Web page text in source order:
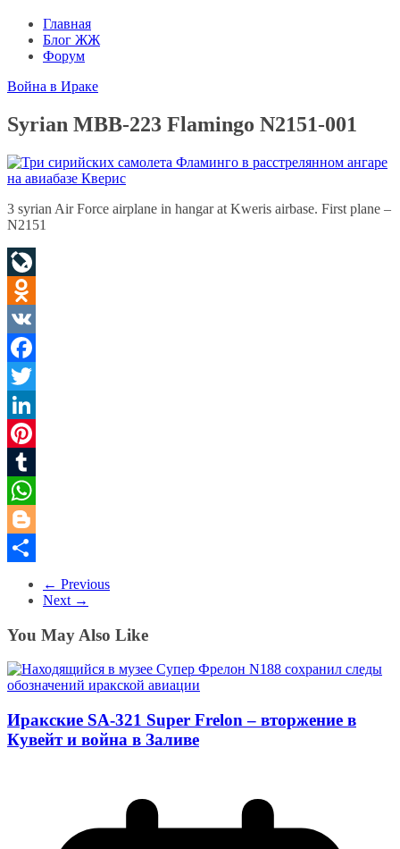
Главная
Блог ЖЖ
Форум
Война в Ираке
Syrian MBB-223 Flamingo N2151-001
3 syrian Air Force airplane in hangar at Kweris airbase. First plane –
N2151
LiveJournal
Odnoklassniki
VK
Facebook
Twitter
LinkedIn
Pinterest
Tumblr
WhatsApp
Blogger
← Previous
Next →
You May Also Like
Иракские SA-321 Super Frelon – вторжение в
Кувейт и война в Заливе